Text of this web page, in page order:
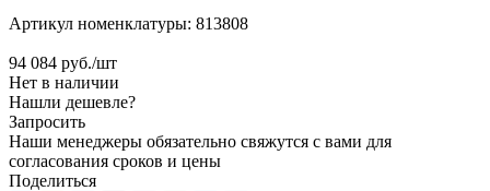
Артикул номенклатуры: 813808
94 084 руб./шт
Нет в наличии
Нашли дешевле?
Запросить
Наши менеджеры обязательно свяжутся с вами для
согласования сроков и цены
Поделиться